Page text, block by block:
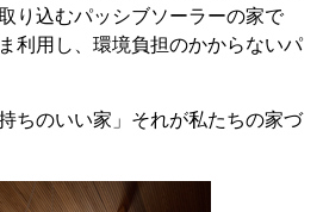
り込むパッシブソーラーの家で
利用し、環境負担のかからないパ
ちのいい家」それが私たちの家づ